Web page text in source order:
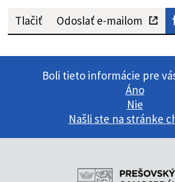
Tlačiť Odoslať e-mailom
Boli tieto informácie pre
Áno
Nie
Našli ste na stránke